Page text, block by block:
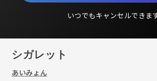
いつでもキャンセルできま
シガレット
あいみょん